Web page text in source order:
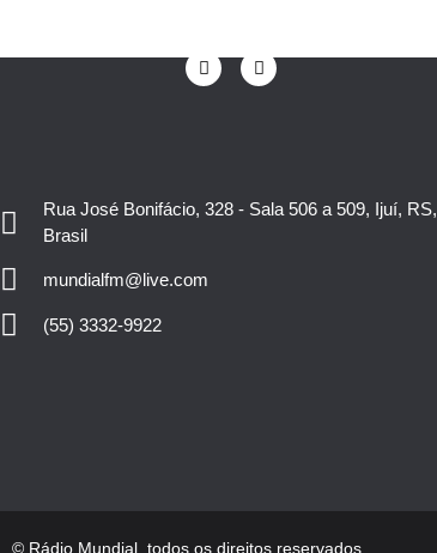
Rua José Bonifácio, 328 - Sala 506 a 509, Ijuí, RS,
Brasil
mundialfm@live.com
(55) 3332-9922
© Rádio Mundial, todos os direitos reservados